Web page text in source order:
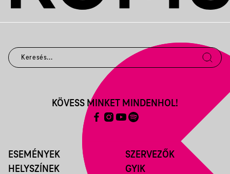
ESEMÉNYEK
HELYSZÍNEK
SZERVEZŐK
GYIK
KÖVESS MINKET MINDENHOL!